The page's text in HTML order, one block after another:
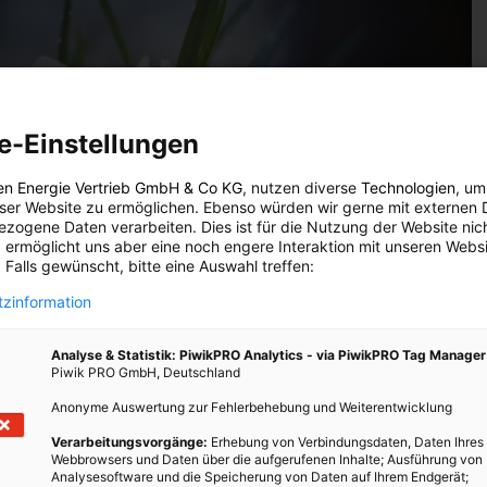
Überall blüht es. – Photocredit: pixabay.com/shapkasushami
dieser Zeit darüber bewusst zu werden, wo man gerade im
Einstellungen
Energie Vertrieb GmbH & Co KG, nutzen diverse Technologien,
Website zu ermöglichen. Ebenso würden wir gerne mit externen
Daten verarbeiten. Dies ist für die Nutzung der Website
ermöglicht uns aber eine noch engere Interaktion mit unseren
Falls gewünscht, bitte eine Auswahl treffen:
Analyse & Statistik: PiwikPRO Analytics - via PiwikPRO Tag Manager
Piwik PRO GmbH, Deutschland
Anonyme Auswertung zur Fehlerbehebung und Weiterentwicklung
Verarbeitungsvorgänge: Erhebung von Verbindungsdaten, Daten Ihres
Webbrowsers und Daten über die aufgerufenen Inhalte; Ausführung von
Analysesoftware und die Speicherung von Daten auf Ihrem Endgerät;